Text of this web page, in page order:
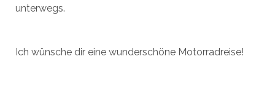
unterwegs.
Ich wünsche dir eine wunderschöne Motorradreise!